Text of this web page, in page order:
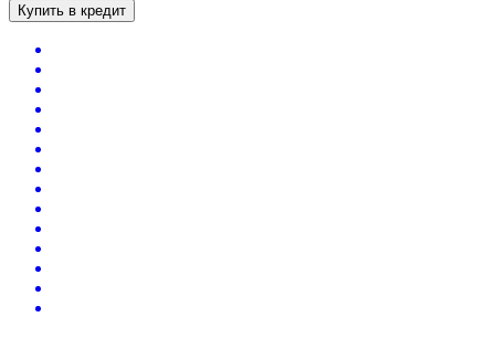
Купить в кредит